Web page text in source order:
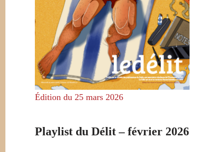
Édition du 25 mars 2026
Playlist du Délit – février 2026